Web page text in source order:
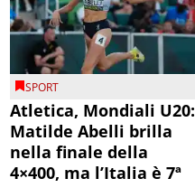
SPORT
Atletica, Mondiali U20:
Matilde Abelli brilla
nella finale della
4×400, ma l’Italia è 7ª